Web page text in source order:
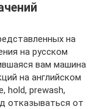
на
на русском
вам машина
на английском
hold, prewash,
отказываться от